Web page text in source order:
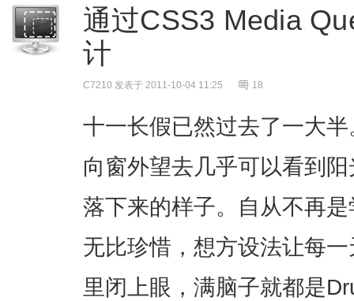
通过CSS3 Media
计
C7210 发表于 2011-10-04 11:25 18
十一长假已然过去了一大
向窗外望去几乎可以看到
落下来的样子。自从不再
无比珍惜，想方设法让每
里闭上眼，满脑子就都是